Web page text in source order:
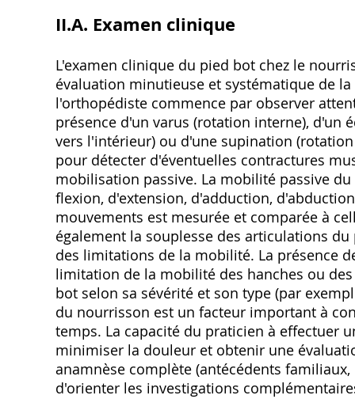
II.A. Examen clinique
L'examen clinique du pied bot chez le
évaluation minutieuse et systématique de
l'orthopédiste commence par observer
présence d'un varus (rotation interne), d'un
vers l'intérieur) ou d'une supination
pour détecter d'éventuelles contractures
mobilisation passive. La mobilité passive
flexion, d'extension, d'adduction,
mouvements est mesurée et comparée à
également la souplesse des articulations
des limitations de la mobilité. La présence
limitation de la mobilité des hanches ou
bot selon sa sévérité et son type (par
du nourrisson est un facteur important à
temps. La capacité du praticien à effectuer
minimiser la douleur et obtenir une
anamnèse complète (antécédents
d'orienter les investigations